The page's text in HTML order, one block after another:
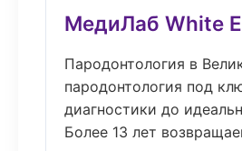
МедиЛаб White
Пародонтология в
пародонтология под
диагностики до
Более 13 лет